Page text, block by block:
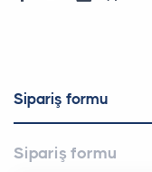
Sipariş formu
Sipariş formu